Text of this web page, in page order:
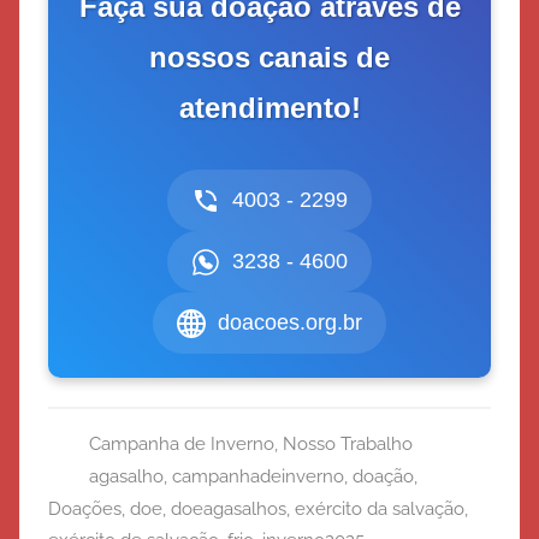
Faça sua doação através de
nossos canais de
atendimento!
4003 - 2299
3238 - 4600
doacoes.org.br
Campanha de Inverno, Nosso Trabalho
agasalho, campanhadeinverno, doação,
Doações, doe, doeagasalhos, exército da salvação,